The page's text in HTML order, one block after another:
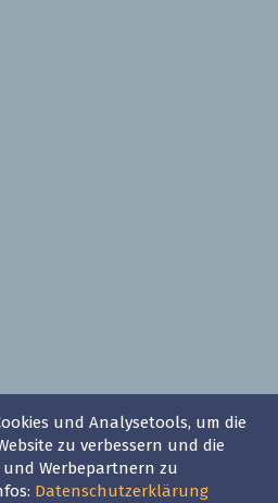
und Analysetools, um die
zu verbessern und die
und Werbepartnern zu
Datenschutzerklärung